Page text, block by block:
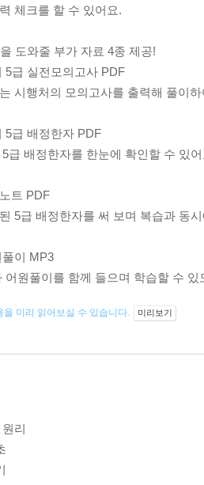
체크를 할 수 있어요.
도와줄 부가 자료 4종 제공!
급 실전모의고사 PDF
시행처의 모의고사를 출력해 풀이
급 배정한자 PDF
급 배정한자를 한눈에 확인할 수 있
트 PDF
5급 배정한자를 써 보며 복습과 동
이 MP3
어원풀이를 함께 들으며 학습할 수
을 미리 읽어보실 수 있습니다. 미리보기
리